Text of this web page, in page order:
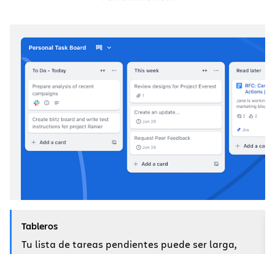
Tableros
Tu lista de tareas pendientes puede ser larga,